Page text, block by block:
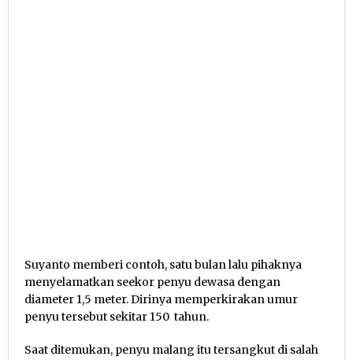
Suyanto memberi contoh, satu bulan lalu pihaknya
menyelamatkan seekor penyu dewasa dengan
diameter 1,5 meter. Dirinya memperkirakan umur
penyu tersebut sekitar 150 tahun.
Saat ditemukan, penyu malang itu tersangkut di salah